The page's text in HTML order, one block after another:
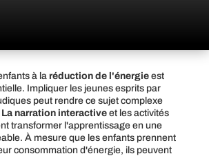
à la réduction de l'énergieest
Impliquer les jeunes esprits par
peut rendre ce sujet complexe
La narration interactiveet les activités
transformer l'apprentissage en une
À mesure que les enfants prennent
consommation d'énergie, ils peuvent